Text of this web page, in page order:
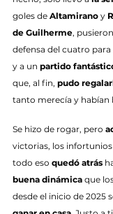
goles de Altamirano y
de Guilherme,
defensa del cuatro
y a un partido
que, al fin, pudo
tanto merecía y habían
Se hizo de rogar, pero
victorias, los infortunios
todo eso quedó atrás
buena dinámica que
desde el inicio de 2025